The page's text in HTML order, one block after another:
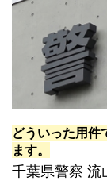
どういった用件
ます。
千葉県警察 流